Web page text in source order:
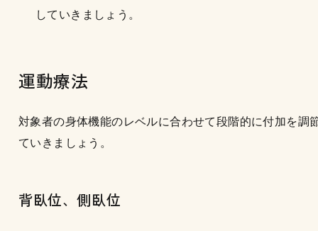
していきましょう。
運動療法
対象者の身体機能のレベルに合わせて段階的に付加を調
ていきましょう。
背臥位、側臥位